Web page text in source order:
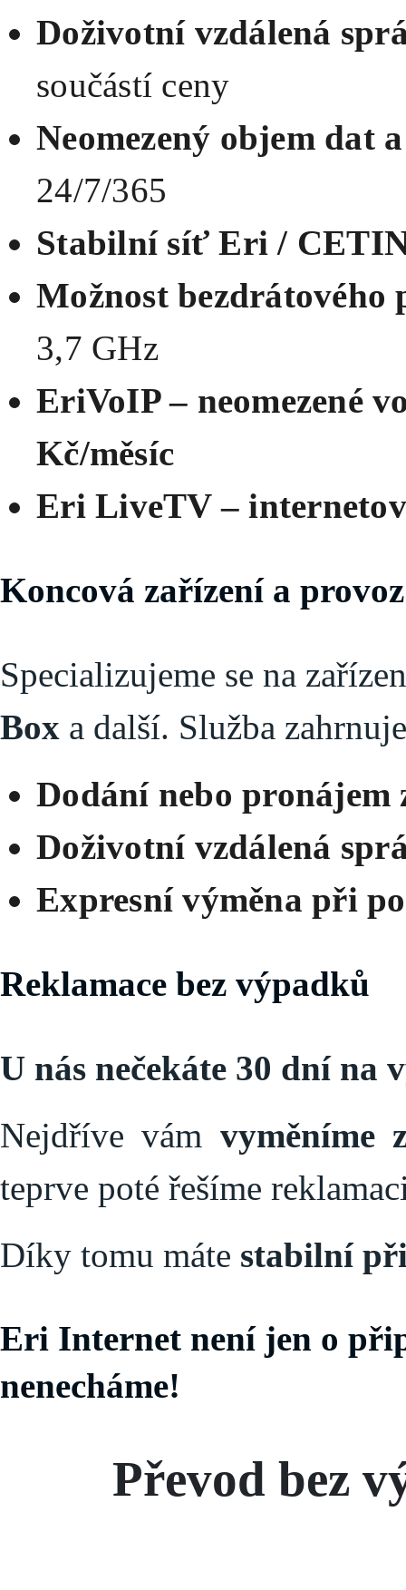
Doživotní vzdálená
součástí ceny
Neomezený objem dat
24/7/365
Stabilní síť Eri /
Možnost bezdrátového
3,7 GHz
EriVoIP – neomezené
Kč/měsíc
Eri LiveTV –
Koncová zařízení a
Specializujeme se na
Box a další. Služba
Dodání nebo pronájem
Doživotní vzdálená
Expresní výměna při
Reklamace bez výpadků
U nás nečekáte 30 dní na
Nejdříve vám vyměníme
teprve poté řešíme
Díky tomu máte stabilní
Eri Internet není jen o
nenecháme!
Převod bez